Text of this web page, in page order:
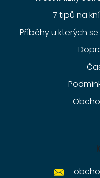
7 tipů na
Příběhy u kterých